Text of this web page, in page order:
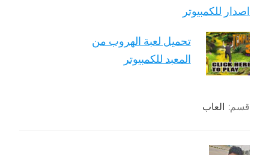
اصدار للكمبيوتر
تحميل لعبة الهروب من
المعبد للكمبيوتر
قسم: العاب